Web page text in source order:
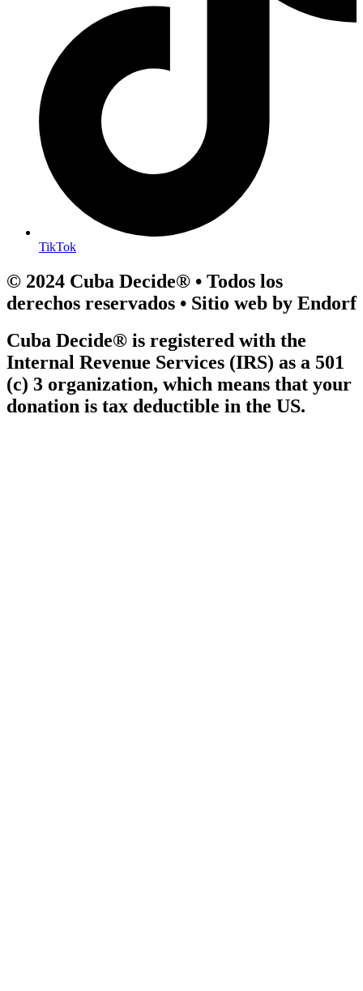
TikTok
© 2024 Cuba Decide® • Todos los
derechos reservados • Sitio web by Endorf
Cuba Decide® is registered with the
Internal Revenue Services (IRS) as a 501
(c) 3 organization, which means that your
donation is tax deductible in the US.